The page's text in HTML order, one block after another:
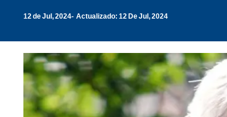
12 de Jul, 2024 Actualizado: 12 De Jul, 2024